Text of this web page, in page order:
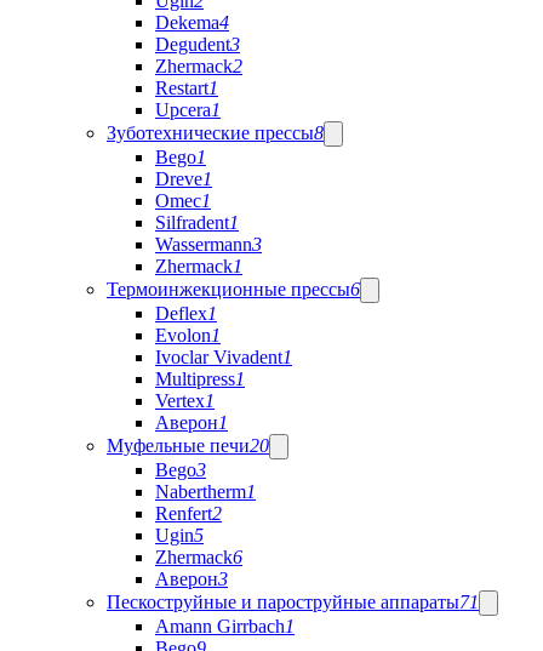
Dekema4
Degudent3
Zhermack2
Restart1
Upcera1
Зуботехнические прессы8
Bego1
Dreve1
Omec1
Silfradent1
Wassermann3
Zhermack1
Термоинжекционные прессы6
Deflex1
Evolon1
Ivoclar Vivadent1
Multipress1
Vertex1
Аверон1
Муфельные печи20
Bego3
Nabertherm1
Renfert2
Ugin5
Zhermack6
Аверон3
Пескоструйные и пароструйные аппараты71
Amann Girrbach1